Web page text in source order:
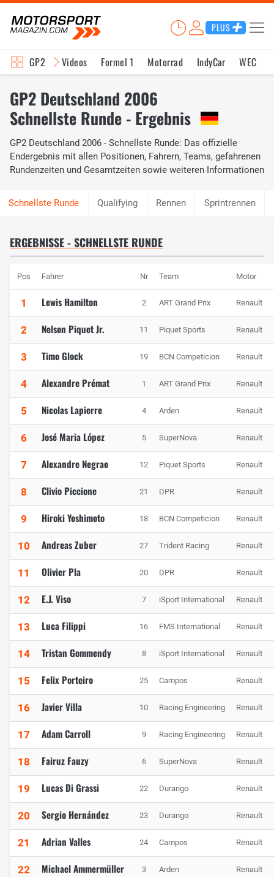
PLUS
GP2 Videos Formel 1 Motorrad IndyCar WEC
GP2 Deutschland 2006
Schnellste Runde - Ergebnis
GP2 Deutschland 2006 - Schnellste Runde: Das offizielle
Endergebnis mit allen Positionen, Fahrern, Teams, gefahrenen
Rundenzeiten und Gesamtzeiten sowie weiteren Informationen
Qualifying Rennen Sprintrennen
ERGEBNISSE - SCHNELLSTE RUNDE
Pos Fahrer Nr Team Motor
1 Lewis Hamilton 2 ART Grand Prix Renault
2 Nelson Piquet Jr. 11 Piquet Sports Renault
3 Timo Glock 19 BCN Competicion Renault
4 Alexandre Prémat 1 ART Grand Prix Renault
5 Nicolas Lapierre 4 Arden Renault
6 José Maria López 5 SuperNova Renault
7 Alexandre Negrao 12 Piquet Sports Renault
8 Clivio Piccione 21 DPR Renault
9 Hiroki Yoshimoto 18 BCN Competicion Renault
10 Andreas Zuber 27 Trident Racing Renault
11 Olivier Pla 20 DPR Renault
12 E.J. Viso 7 iSport International Renault
13 Luca Filippi 16 FMS International Renault
14 Tristan Gommendy 8 iSport International Renault
15 Felix Porteiro 25 Campos Renault
16 Javier Villa 10 Racing Engineering Renault
17 Adam Carroll 9 Racing Engineering Renault
18 Fairuz Fauzy 6 SuperNova Renault
19 Lucas Di Grassi 22 Durango Renault
20 Sergio Hernández 23 Durango Renault
21 Adrian Valles 24 Campos Renault
22 Michael Ammermüller 3 Arden Renault